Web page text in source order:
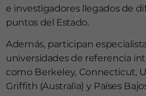
e investigadores llegados de
puntos del Estado.
Además, participan
universidades de referencia
como Berkeley, Connecticut,
Griffith (Australia) y Países